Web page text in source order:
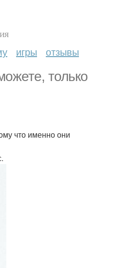
игры отзывы
только
что именно они